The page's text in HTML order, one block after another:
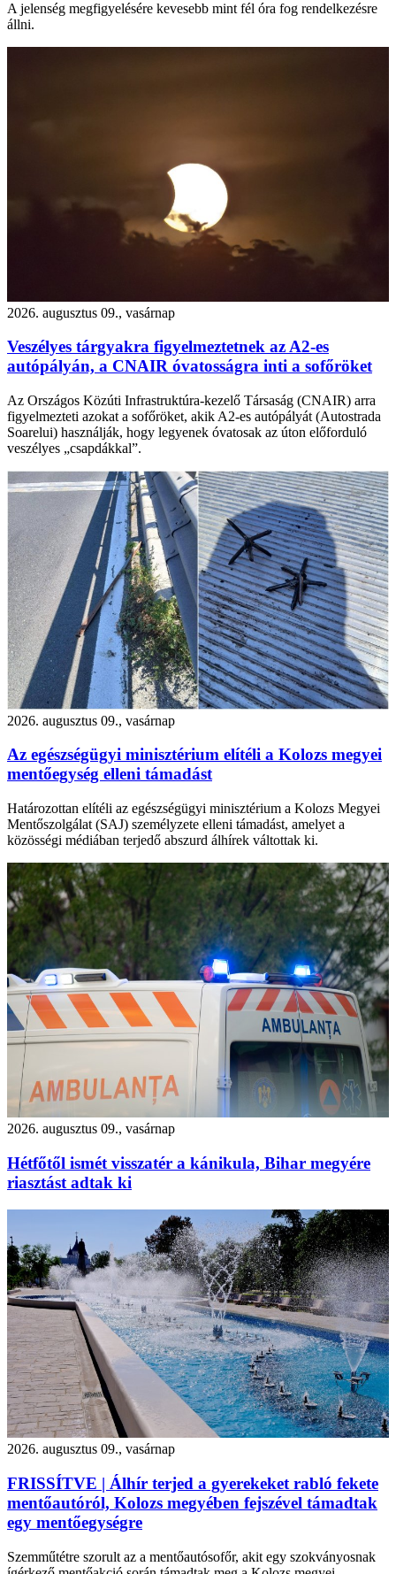
A jelenség megfigyelésére kevesebb mint fél óra fog rendelkezésre
állni.
2026. augusztus 09., vasárnap
Veszélyes tárgyakra figyelmeztetnek az A2-es
autópályán, a CNAIR óvatosságra inti a sofőröket
Az Országos Közúti Infrastruktúra-kezelő Társaság (CNAIR) arra
figyelmezteti azokat a sofőröket, akik A2-es autópályát (Autostrada
Soarelui) használják, hogy legyenek óvatosak az úton előforduló
veszélyes „csapdákkal”.
2026. augusztus 09., vasárnap
Az egészségügyi minisztérium elítéli a Kolozs megyei
mentőegység elleni támadást
Határozottan elítéli az egészségügyi minisztérium a Kolozs Megyei
Mentőszolgálat (SAJ) személyzete elleni támadást, amelyet a
közösségi médiában terjedő abszurd álhírek váltottak ki.
2026. augusztus 09., vasárnap
Hétfőtől ismét visszatér a kánikula, Bihar megyére
riasztást adtak ki
2026. augusztus 09., vasárnap
FRISSÍTVE | Álhír terjed a gyerekeket rabló fekete
mentőautóról, Kolozs megyében fejszével támadtak
egy mentőegységre
Szemműtétre szorult az a mentőautósofőr, akit egy szokványosnak